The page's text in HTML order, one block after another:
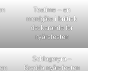
Teatime – en
mordgåta i brittisk
deckaranda för
nyårsfesten
Schlageryra –
Krydda nyårsfesten